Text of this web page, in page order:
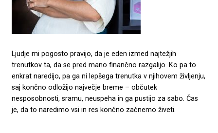
Ljudje mi pogosto pravijo, da je eden izmed najtežjih
trenutkov ta, da se pred mano finančno razgalijo. Ko pa to
enkrat naredijo, pa ga ni lepšega trenutka v njihovem življenju,
saj končno odložijo največje breme – občutek
nesposobnosti, sramu, neuspeha in ga pustijo za sabo. Čas
je, da to naredimo vsi in res končno začnemo živeti.